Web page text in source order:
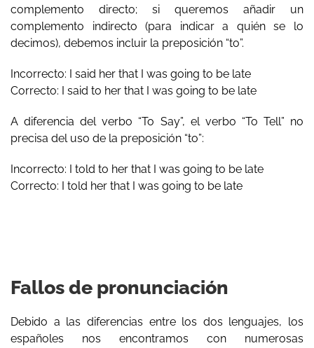
complemento directo; si queremos añadir un
complemento indirecto (para indicar a quién se lo
decimos), debemos incluir la preposición “to”.
Incorrecto: I said her that I was going to be late
Correcto: I said to her that I was going to be late
A diferencia del verbo “To Say”, el verbo “To Tell” no
precisa del uso de la preposición “to”:
Incorrecto: I told to her that I was going to be late
Correcto: I told her that I was going to be late
Fallos de pronunciación
Debido a las diferencias entre los dos lenguajes, los
españoles nos encontramos con numerosas